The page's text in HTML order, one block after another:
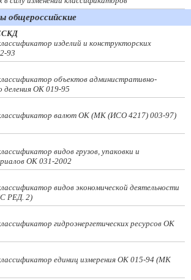
общероссийские
изделий и конструкторских
93
объектов административно-
деления ОК 019-95
валют ОК (МК (ИСО 4217) 003-97)
видов грузов, упаковки и
ОК 031-2002
видов экономической деятельности
РЕД. 2)
гидроэнергетических ресурсов ОК
единиц измерения ОК 015-94 (МК